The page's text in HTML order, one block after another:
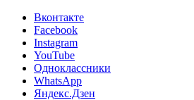
Вконтакте
Facebook
Instagram
YouTube
Одноклассники
WhatsApp
Яндекс.Дзен